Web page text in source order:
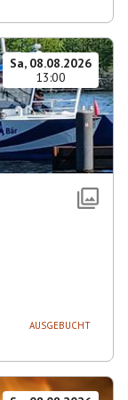
Sa, 08.08.2026
13:00
AUSGEBUCHT